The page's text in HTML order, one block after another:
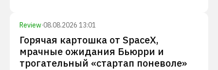
Review·08.08.2026 13:01
Горячая картошка от SpaceX,
мрачные ожидания Бьюрри и
трогательный «стартап поневоле»